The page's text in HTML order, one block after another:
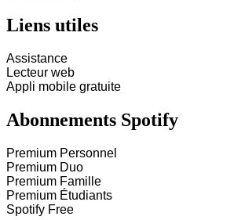
Liens utiles
Assistance
Lecteur web
Appli mobile gratuite
Abonnements Spotify
Premium Personnel
Premium Duo
Premium Famille
Premium Étudiants
Spotify Free